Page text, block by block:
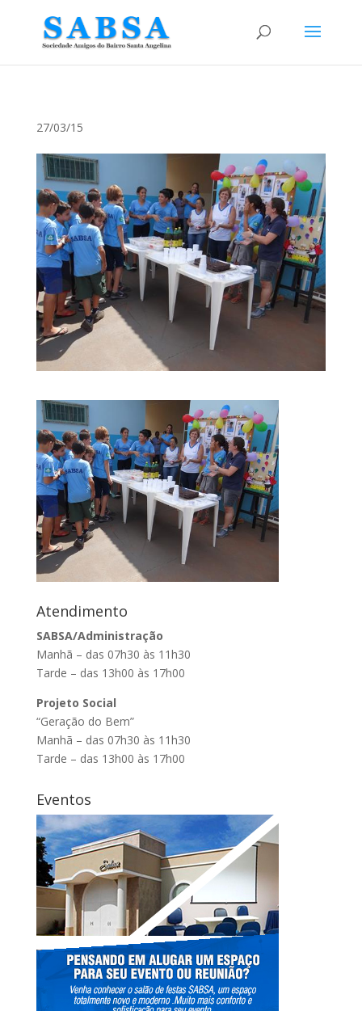
27/03/15
Atendimento
SABSA/Administração
Manhã – das 07h30 às 11h30
Tarde – das 13h00 às 17h00
Projeto Social
“Geração do Bem”
Manhã – das 07h30 às 11h30
Tarde – das 13h00 às 17h00
Eventos